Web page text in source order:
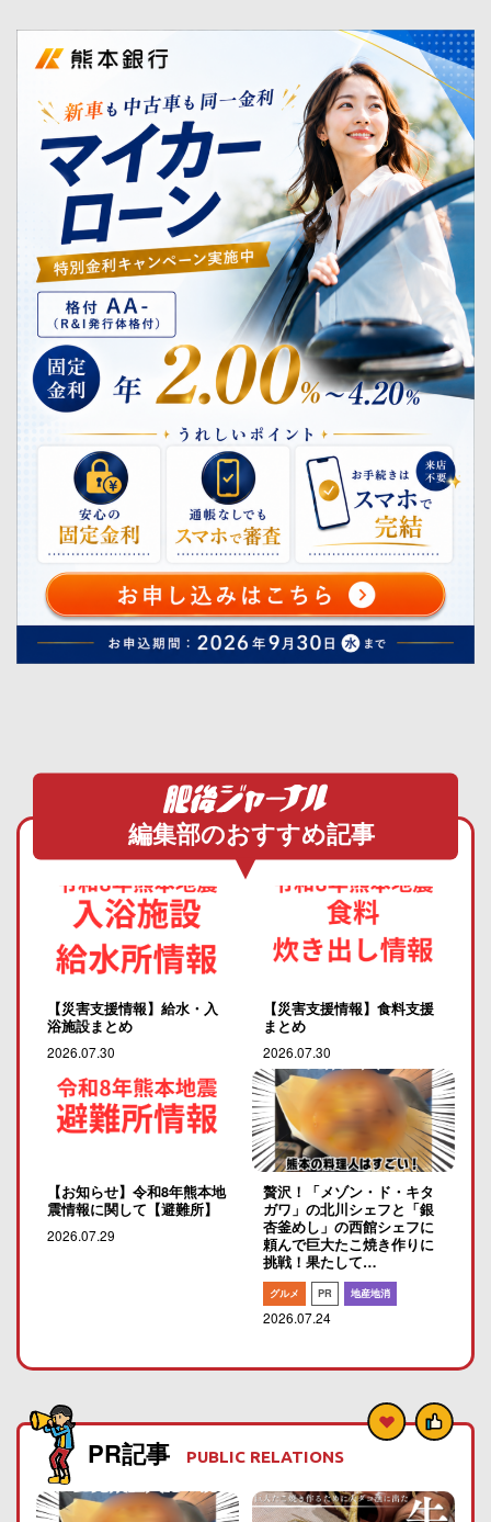
編集部のおすすめ記事
【災害支援情報】給水・入
浴施設まとめ
2026.07.30
【災害支援情報】食料支援
まとめ
2026.07.30
【お知らせ】令和8年熊本地
震情報に関して【避難所】
2026.07.29
贅沢！「メゾン・ド・キタ
ガワ」の北川シェフと「銀
杏釜めし」の西館シェフに
頼んで巨大たこ焼き作りに
挑戦！果たして…
グルメ PR 地産地消
2026.07.24
PR記事 PUBLIC RELATIONS